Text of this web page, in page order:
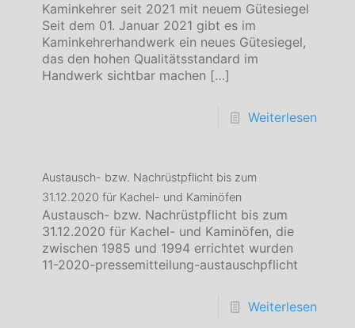
Kaminkehrer seit 2021 mit neuem Gütesiegel
Seit dem 01. Januar 2021 gibt es im
Kaminkehrerhandwerk ein neues Gütesiegel,
das den hohen Qualitätsstandard im
Handwerk sichtbar machen […]
Weiterlesen
Austausch- bzw. Nachrüstpflicht bis zum
31.12.2020 für Kachel- und Kaminöfen
Austausch- bzw. Nachrüstpflicht bis zum
31.12.2020 für Kachel- und Kaminöfen, die
zwischen 1985 und 1994 errichtet wurden
11-2020-pressemitteilung-austauschpflicht
Weiterlesen